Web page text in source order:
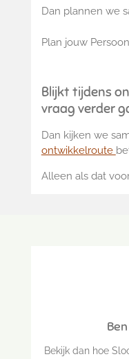
Dan plannen we
Plan jouw
Blijkt tijdens
vraag verder
Dan kijken we
ontwikkelroute
Alleen als dat
Bekijk dan hoe